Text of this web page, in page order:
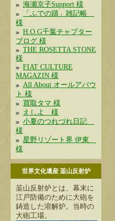
海瀬京子Support 様
「ふでの蹟」雑記帳
様
H.O.G千葉チャプター
ブログ 様
THE ROSETTA STONE
様
FIAT CULTURE
MAGAZIN 様
All About オールアバウ
ト 様
買取タマ 様
えしよ 様
小夏のつれづれ日記
様
星野リゾート界 伊東
様
世界文化遺産 韮山反射炉
韮山反射炉とは、幕末に
江戸防備のために大砲を
鋳造した溶解炉。当時の
大砲工場。